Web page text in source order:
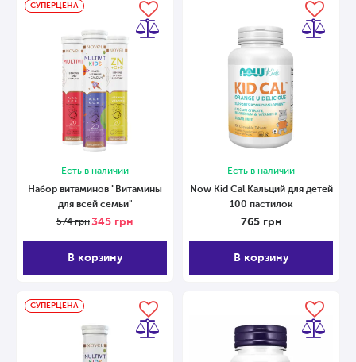
СУПЕРЦЕНА
Есть в наличии
Набор витаминов "Витамины
для всей семьи"
574грн345 грн
В корзину
Есть в наличии
Now Kid Cal Кальций для детей
100 пастилок
765 грн
В корзину
СУПЕРЦЕНА